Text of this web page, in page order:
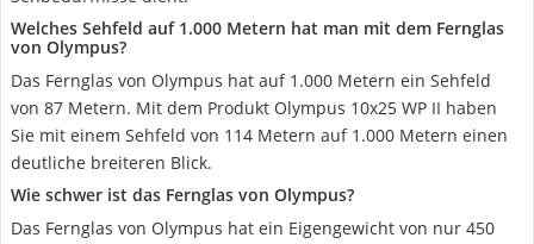
Welches Sehfeld auf 1.000 Metern hat man mit dem Fernglas
von Olympus?
Das Fernglas von Olympus hat auf 1.000 Metern ein Sehfeld
von 87 Metern. Mit dem Produkt Olympus 10x25 WP II haben
Sie mit einem Sehfeld von 114 Metern auf 1.000 Metern einen
deutliche breiteren Blick.
Wie schwer ist das Fernglas von Olympus?
Das Fernglas von Olympus hat ein Eigengewicht von nur 450